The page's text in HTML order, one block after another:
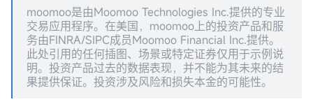
moomoo是由Moomoo Technologies Inc.提供的专业
交易应用程序。在美国，moomoo上的投资产品和服
务由FINRA/SIPC成员Moomoo Financial Inc.提供。
此处引用的任何插图、场景或特定证券仅用于示例说
明。投资产品过去的数据表现，并不能为其未来的结
果提供保证。投资涉及风险和损失本金的可能性。